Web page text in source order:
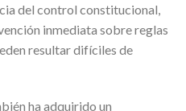
del control constitucional,
inmediata sobre reglas
resultar difíciles de
ha adquirido un